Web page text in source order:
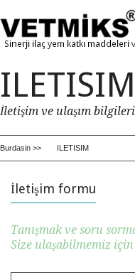
ILETISIM
İletişim ve ulaşım
Burdasin >> ILETISIM
İletişim formu
Tanışmak ve soru
Size ulaşabilmemiz